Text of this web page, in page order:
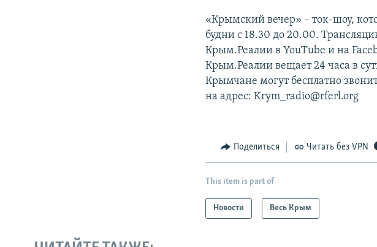
«Крымский вечер» – ток-шоу,
будни с 18.30 до 20.00.
Крым.Реалии в YouTube и на
Крым.Реалии вещает 24 часа в
Крымчане могут бесплатно
на адрес: Krym_radio@rferl.org
Поделиться Читать без VPN
This item is part of
Новости Весь Крым